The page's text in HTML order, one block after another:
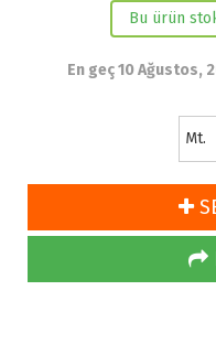
Bu ürün
En geç 10 Ağustos,
Mt.